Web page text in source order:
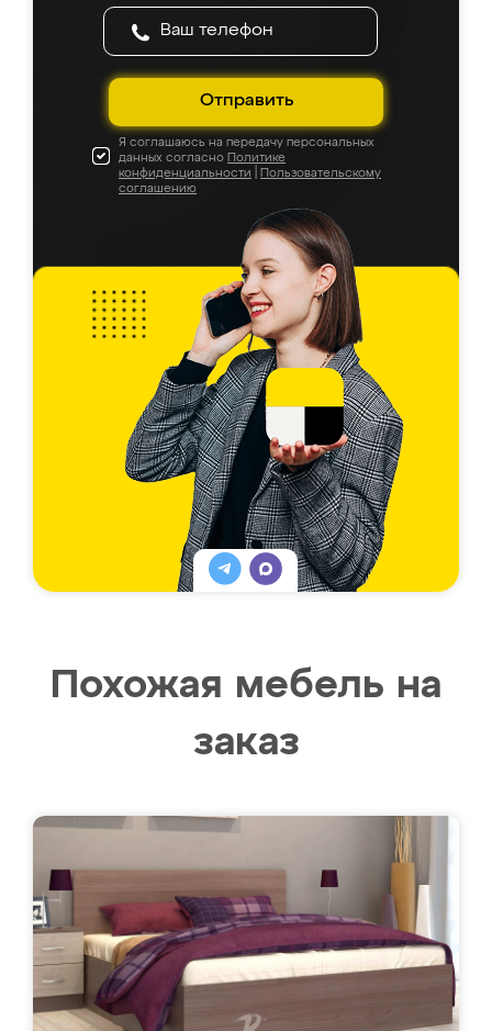
Отправить
Я соглашаюсь на передачу персональных
данных согласно Политике
конфиденциальности
Пользовательскому
соглашению
Похожая мебель на
заказ